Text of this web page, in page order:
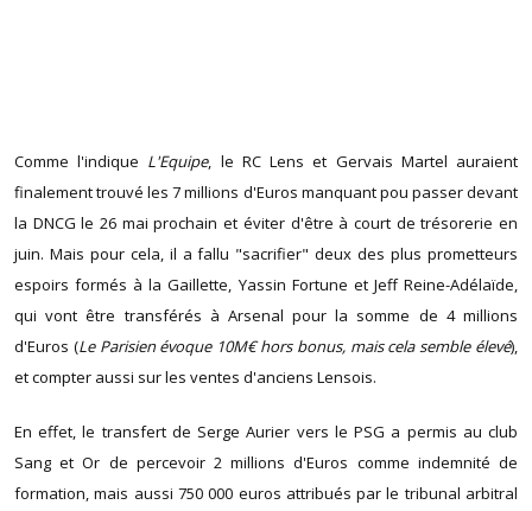
Comme l'indique L'Equipe, le RC Lens et Gervais Martel auraient
finalement trouvé les 7 millions d'Euros manquant pou passer devant
la DNCG le 26 mai prochain et éviter d'être à court de trésorerie en
juin. Mais pour cela, il a fallu "sacrifier" deux des plus prometteurs
espoirs formés à la Gaillette, Yassin Fortune et Jeff Reine-Adélaïde,
qui vont être transférés à Arsenal pour la somme de 4 millions
d'Euros (Le Parisien évoque 10M€ hors bonus, mais cela semble élevé),
et compter aussi sur les ventes d'anciens Lensois.
En effet, le transfert de Serge Aurier vers le PSG a permis au club
Sang et Or de percevoir 2 millions d'Euros comme indemnité de
formation, mais aussi 750 000 euros attribués par le tribunal arbitral